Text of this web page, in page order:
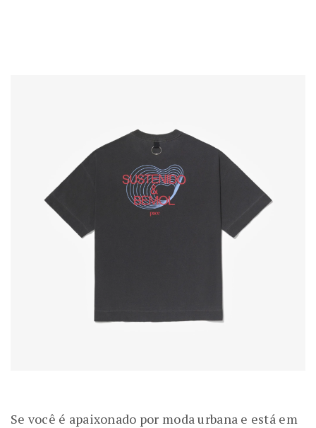
Se você é apaixonado por moda urbana e está em